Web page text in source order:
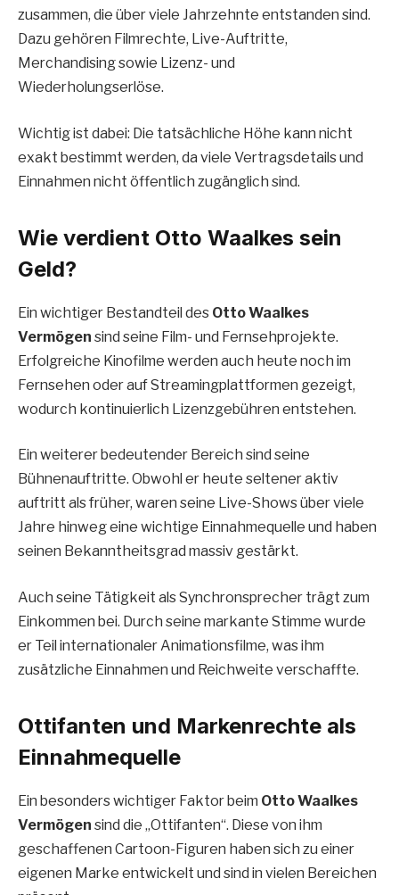
zusammen, die über viele Jahrzehnte entstanden sind.
Dazu gehören Filmrechte, Live-Auftritte,
Merchandising sowie Lizenz- und
Wiederholungserlöse.
Wichtig ist dabei: Die tatsächliche Höhe kann nicht
exakt bestimmt werden, da viele Vertragsdetails und
Einnahmen nicht öffentlich zugänglich sind.
Wie verdient Otto Waalkes sein
Geld?
Ein wichtiger Bestandteil des Otto Waalkes
Vermögen sind seine Film- und Fernsehprojekte.
Erfolgreiche Kinofilme werden auch heute noch im
Fernsehen oder auf Streamingplattformen gezeigt,
wodurch kontinuierlich Lizenzgebühren entstehen.
Ein weiterer bedeutender Bereich sind seine
Bühnenauftritte. Obwohl er heute seltener aktiv
auftritt als früher, waren seine Live-Shows über viele
Jahre hinweg eine wichtige Einnahmequelle und haben
seinen Bekanntheitsgrad massiv gestärkt.
Auch seine Tätigkeit als Synchronsprecher trägt zum
Einkommen bei. Durch seine markante Stimme wurde
er Teil internationaler Animationsfilme, was ihm
zusätzliche Einnahmen und Reichweite verschaffte.
Ottifanten und Markenrechte als
Einnahmequelle
Ein besonders wichtiger Faktor beim Otto Waalkes
Vermögen sind die „Ottifanten“. Diese von ihm
geschaffenen Cartoon-Figuren haben sich zu einer
eigenen Marke entwickelt und sind in vielen Bereichen